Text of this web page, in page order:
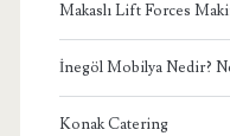
Makaslı Lift Forces
İnegöl Mobilya Nedir?
Konak Catering